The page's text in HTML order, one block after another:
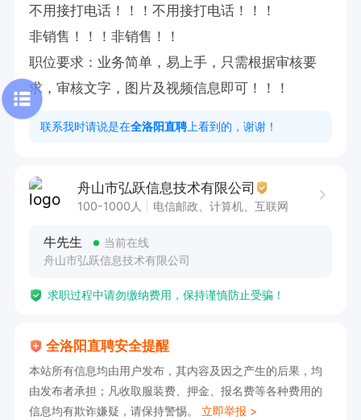
不用接打电话！！！不用接打电话！！！
非销售！！！非销售！！
职位要求：业务简单，易上手，只需根据审核要
求，审核文字，图片及视频信息即可！！！
联系我时请说是在全洛阳直聘 上看到的，谢谢！
舟山市弘跃信息技术有限公司
100-1000人 电信邮政、计算机、互联网
牛先生
当前在线
舟山市弘跃信息技术有限公司
求职过程中请勿缴纳费用，保持谨慎防止受骗！
全洛阳直聘安全提醒
本站所有信息均由用户发布，其内容及因之产生的后果，均
由发布者承担；凡收取服装费、押金、报名费等各种费用的
信息均有欺诈嫌疑，请保持警惕。 立即举报 >